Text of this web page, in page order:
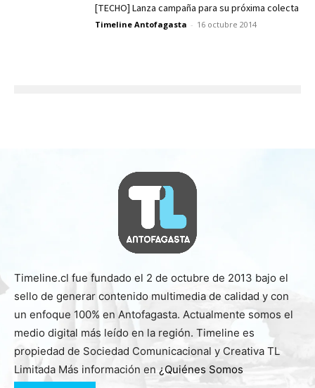
[TECHO] Lanza campaña para su próxima colecta
Timeline Antofagasta - 16 octubre 2014
Timeline.cl fue fundado el 2 de octubre de 2013 bajo el
sello de generar contenido multimedia de calidad y con
un enfoque 100% en Antofagasta. Actualmente somos el
medio digital más leído en la región. Timeline es
propiedad de Sociedad Comunicacional y Creativa TL
Limitada Más información en ¿Quiénes Somos